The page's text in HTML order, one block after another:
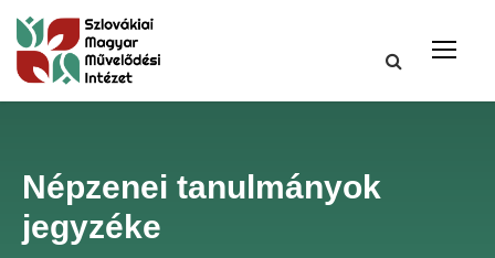
Népzenei tanulmányok
jegyzéke